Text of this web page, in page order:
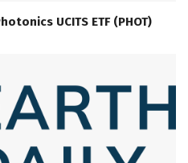
UCITS ETF (PHOT)